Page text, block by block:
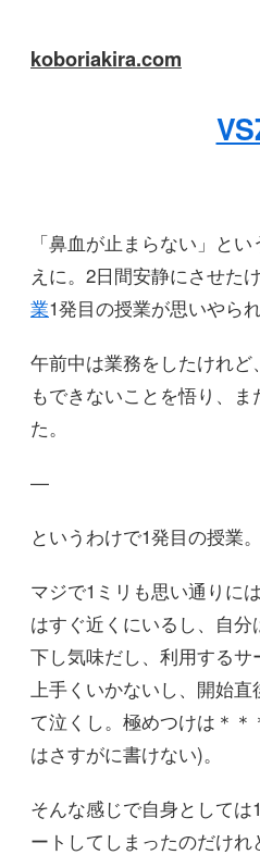
koboriakira.com
「鼻血が止まらない」と
えに。2日間安静にさせた
業1発目の授業が思いやられ
午前中は業務をしたけれ
もできないことを悟り、
た。
—
というわけで1発目の授業。
マジで1ミリも思い通りに
はすぐ近くにいるし、自
下し気味だし、利用する
上手くいかないし、開始
て泣くし。極めつけは＊
はさすがに書けない)。
そんな感じで自身として
ートしてしまったのだけ